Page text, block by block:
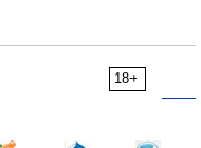
18+